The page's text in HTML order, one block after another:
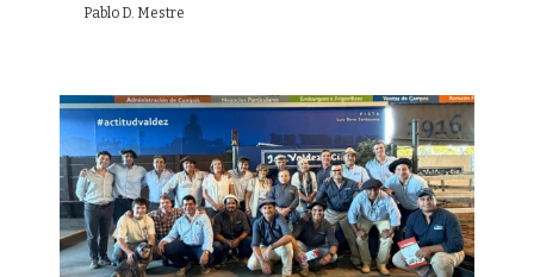
Pablo D. Mestre